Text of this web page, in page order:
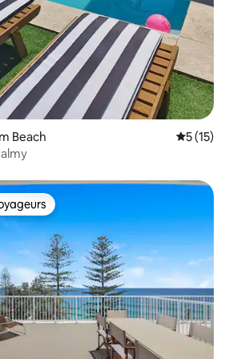
Beach
5 (15)
les plus appréciés